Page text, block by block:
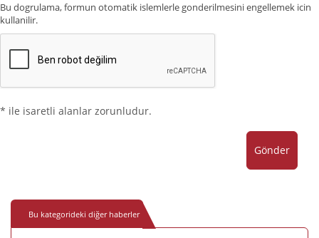
Bu dogrulama, formun otomatik islemlerle gonderilmesini engellemek icin
kullanilir.
* ile isaretli alanlar zorunludur.
Gönder
Bu kategorideki diğer haberler